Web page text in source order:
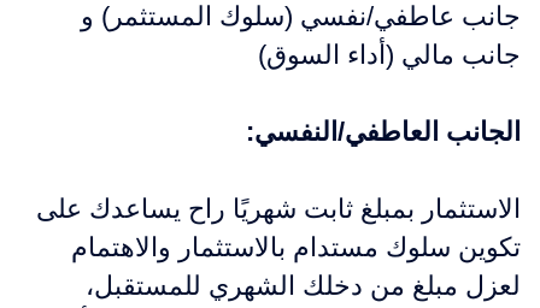
جانب عاطفي/نفسي (سلوك المستثمر) و
جانب مالي (أداء السوق)
الجانب العاطفي/النفسي:
الاستثمار بمبلغ ثابت شهريًا راح يساعدك على
تكوين سلوك مستدام بالاستثمار والاهتمام
لعزل مبلغ من دخلك الشهري للمستقبل،